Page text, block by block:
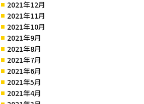
2021年12月
2021年11月
2021年10月
2021年9月
2021年8月
2021年7月
2021年6月
2021年5月
2021年4月